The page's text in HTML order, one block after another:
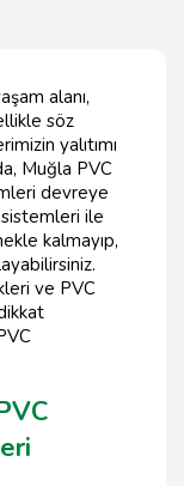
alanı,
söz
yalıtımı
Muğla PVC
devreye
ile
kalmayıp,
ve PVC